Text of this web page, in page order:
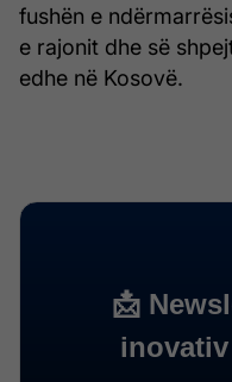
fushën e
e rajonit dhe së
edhe në Kosovë.